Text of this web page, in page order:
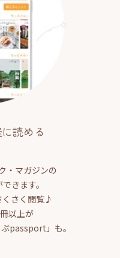
読める
・マガジンの
きます。
くさく閲覧♪
以上が
passport」も。